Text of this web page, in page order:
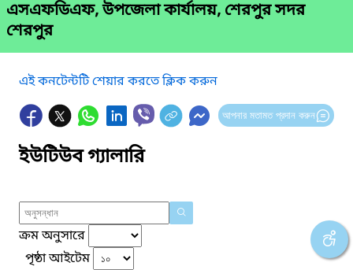
এসএফডিএফ, উপজেলা কার্যালয়, শেরপুর সদর
শেরপুর
এই কনটেন্টটি শেয়ার করতে ক্লিক করুন
আপনার মতামত প্রদান করুন
ইউটিউব গ্যালারি
ক্রম অনুসারে
পৃষ্ঠা আইটেম